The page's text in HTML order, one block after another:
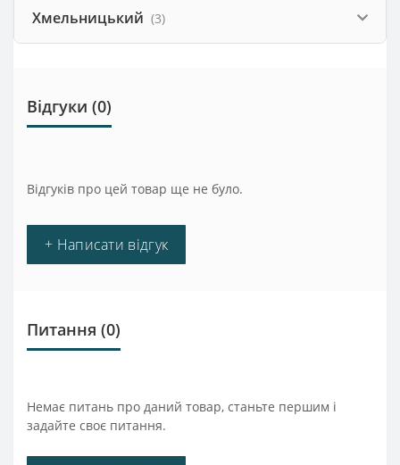
Хмельницький (3)
Відгуки (0)
Відгуків про цей товар ще не було.
+ Написати відгук
Питання (0)
Немає питань про даний товар, станьте першим і
задайте своє питання.